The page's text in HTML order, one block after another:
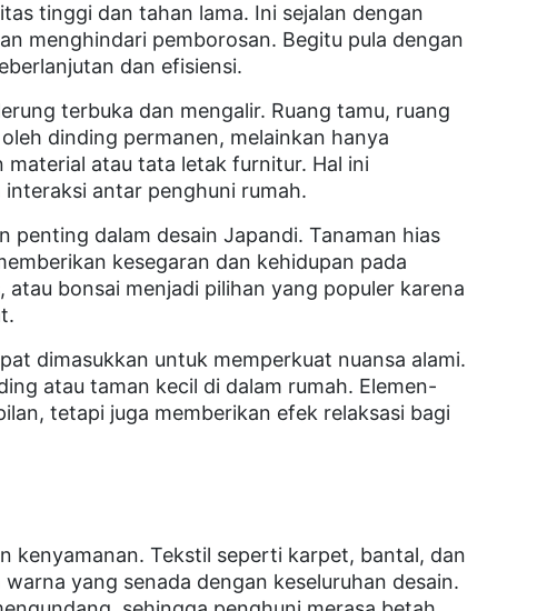
tinggi dan tahan lama. Ini sejalan dengan
menghindari pemborosan. Begitu pula dengan
dan efisiensi.
terbuka dan mengalir. Ruang tamu, ruang
dinding permanen, melainkan hanya
material atau tata letak furnitur. Hal ini
antar penghuni rumah.
penting dalam desain Japandi. Tanaman hias
kesegaran dan kehidupan pada
bonsai menjadi pilihan yang populer karena
dimasukkan untuk memperkuat nuansa alami.
atau taman kecil di dalam rumah. Elemen-
tetapi juga memberikan efek relaksasi bagi
kenyamanan. Tekstil seperti karpet, bantal, dan
yang senada dengan keseluruhan desain.